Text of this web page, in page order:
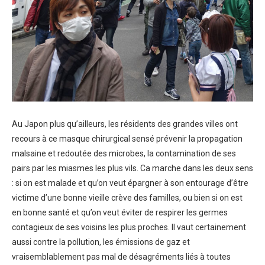
Au Japon plus qu’ailleurs, les résidents des grandes villes ont
recours à ce masque chirurgical sensé prévenir la propagation
malsaine et redoutée des microbes, la contamination de ses
pairs par les miasmes les plus vils. Ca marche dans les deux sens
: si on est malade et qu’on veut épargner à son entourage d’être
victime d’une bonne vieille crève des familles, ou bien si on est
en bonne santé et qu’on veut éviter de respirer les germes
contagieux de ses voisins les plus proches. Il vaut certainement
aussi contre la pollution, les émissions de gaz et
vraisemblablement pas mal de désagréments liés à toutes